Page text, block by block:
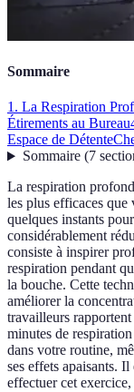
Sommaire
1. La Respiration
Étirements au Bureau
Espace de Détente
Sommaire(7
La respiration
les plus efficaces
quelques instants
considérablement
consiste à inspirer
respiration pendant
la bouche. Cette
améliorer la
travailleurs
minutes de
dans votre routine,
ses effets apaisants.
effectuer cet